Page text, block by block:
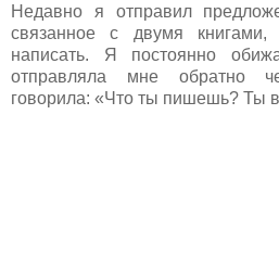
Недавно я отправил
связанное с двумя
написать. Я постоянно
отправляла мне обратно
говорила: «Что ты пишешь? Ты